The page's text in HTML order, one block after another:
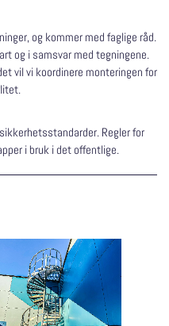
og kommer med faglige råd.
og i samsvar med tegningene.
vil vi koordinere monteringen for
Regler for
i bruk i det offentlige.